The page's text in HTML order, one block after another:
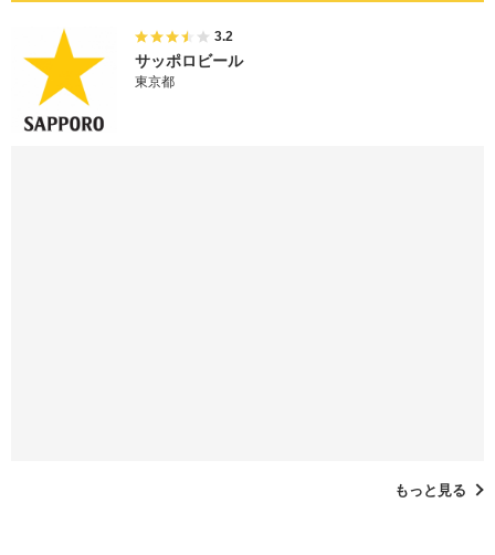
3.2
サッポロビール
東京都
もっと見る